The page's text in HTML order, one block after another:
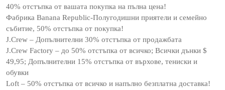
40% отстъпка от вашата покупка на пълна цена!
Фабрика Banana Republic-Полугодишни приятели и семейно
събитие, 50% отстъпка от покупка!
J.Crew – Допълнителни 30% отстъпка от продажбата
J.Crew Factory – до 50% отстъпка от всичко; Всички дънки $
49,95; Допълнителни 15% отстъпка от върхове, тениски и
обувки
Loft – 50% отстъпка от всичко и напълно безплатна доставка!